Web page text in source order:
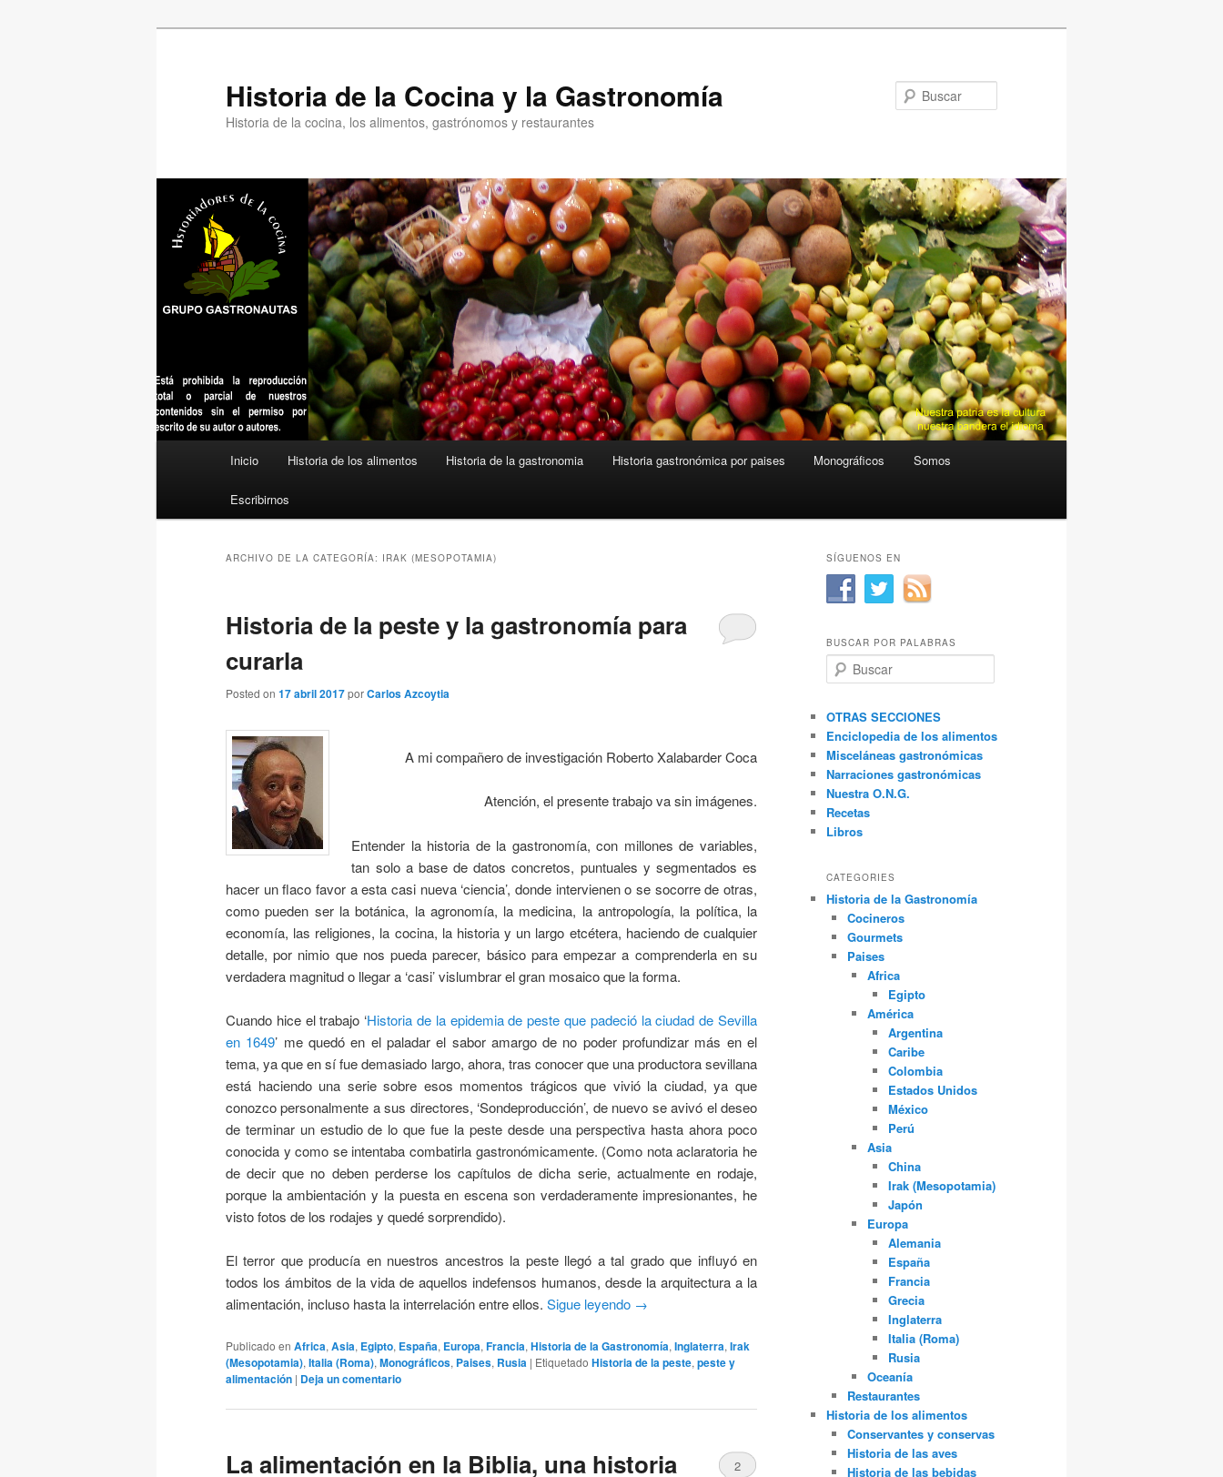
Historia de la Cocina y la Gastronomía
Historia de la cocina, los alimentos, gastrónomos y restaurantes
Inicio Historia de los alimentos Historia de la gastronomia Historia gastronómica por paises Monográficos Somos
Escribirnos
ARCHIVO DE LA CATEGORÍA: IRAK (MESOPOTAMIA)
Historia de la peste y la gastronomía para
curarla
Posted on 17 abril 2017porCarlos Azcoytia
A mi compañero de investigación Roberto Xalabarder Coca
Atención, el presente trabajo va sin imágenes.
Entender la historia de la gastronomía, con millones de variables,
tan solo a base de datos concretos, puntuales y segmentados es
hacer un flaco favor a esta casi nueva ‘ciencia’, donde intervienen o se socorre de otras,
como pueden ser la botánica, la agronomía, la medicina, la antropología, la política, la
economía, las religiones, la cocina, la historia y un largo etcétera, haciendo de cualquier
detalle, por nimio que nos pueda parecer, básico para empezar a comprenderla en su
verdadera magnitud o llegar a ‘casi’ vislumbrar el gran mosaico que la forma.
Cuando hice el trabajo ‘Historia de la epidemia de peste que padeció la ciudad de Sevilla
en 1649’ me quedó en el paladar el sabor amargo de no poder profundizar más en el
tema, ya que en sí fue demasiado largo, ahora, tras conocer que una productora sevillana
está haciendo una serie sobre esos momentos trágicos que vivió la ciudad, ya que
conozco personalmente a sus directores, ‘Sondeproducción’, de nuevo se avivó el deseo
de terminar un estudio de lo que fue la peste desde una perspectiva hasta ahora poco
conocida y como se intentaba combatirla gastronómicamente. (Como nota aclaratoria he
de decir que no deben perderse los capítulos de dicha serie, actualmente en rodaje,
porque la ambientación y la puesta en escena son verdaderamente impresionantes, he
visto fotos de los rodajes y quedé sorprendido).
El terror que producía en nuestros ancestros la peste llegó a tal grado que influyó en
todos los ámbitos de la vida de aquellos indefensos humanos, desde la arquitectura a la
alimentación, incluso hasta la interrelación entre ellos. Sigue leyendo →
Publicado en Africa, Asia, Egipto, España, Europa, Francia, Historia de la Gastronomía, Inglaterra, Irak
(Mesopotamia), Italia (Roma), Monográficos, Paises, Rusia | Etiquetado Historia de la peste, peste y
alimentación | Deja un comentario
La alimentación en la Biblia, una historia
2
SÍGUENOS EN
BUSCAR POR PALABRAS
u
c
a
r
OTRAS SECCIONES
Enciclopedia de los alimentos
Misceláneas gastronómicas
Narraciones gastronómicas
Nuestra O.N.G.
Recetas
Libros
CATEGORIES
Historia de la Gastronomía
Cocineros
Gourmets
Paises
Africa
Egipto
América
Argentina
Caribe
Colombia
Estados Unidos
México
Perú
Asia
China
Irak (Mesopotamia)
Japón
Europa
Alemania
España
Francia
Grecia
Inglaterra
Italia (Roma)
Rusia
Oceanía
Restaurantes
Historia de los alimentos
Conservantes y conservas
Historia de las aves
Historia de las bebidas